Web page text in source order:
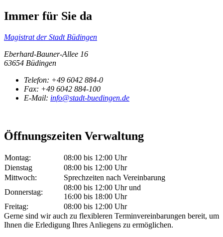
Immer für Sie da
Magistrat der Stadt Büdingen
Eberhard-Bauner-Allee 16
63654 Büdingen
Telefon: +49 6042 884-0
Fax: +49 6042 884-100
E-Mail: info@stadt-buedingen.de
Öffnungszeiten Verwaltung
Montag:
08:00 bis 12:00 Uhr
Dienstag
08:00 bis 12:00 Uhr
Mittwoch:
Sprechzeiten nach Vereinbarung
Donnerstag:
08:00 bis 12:00 Uhr und
16:00 bis 18:00 Uhr
Freitag:
08:00 bis 12:00 Uhr
Gerne sind wir auch zu flexibleren Terminvereinbarungen bereit, um
Ihnen die Erledigung Ihres Anliegens zu ermöglichen.